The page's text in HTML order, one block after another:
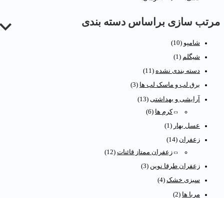
سازی براساس دسته بندی
شامپو (10)
شیگلم (1)
دسته بندی نشده (11)
برق لب و ماسک لب ها (3)
آرایشی و بهداشتی (13)
کرم ها (6)
عسل بهار (1)
زعفران
(14)
زعفران ممتاز قائنات (12)
زعفران طرقا نوین (3)
سبزی خشک (4)
مربا ها (2)